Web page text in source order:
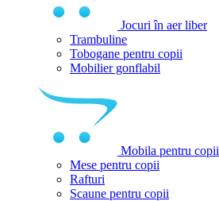
Jocuri în aer liber
Trambuline
Tobogane pentru copii
Mobilier gonflabil
Mobila pentru copii
Mese pentru copii
Rafturi
Scaune pentru copii